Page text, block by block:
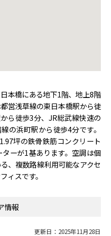
本橋にある地下1階、地上8階
営浅草線の東日本橋駅から徒
ら徒歩3分、JR総武線快速の
の浜町駅から徒歩4分です。
坪の鉄骨鉄筋コンクリート
ーが1基あります。空調は個
、複数路線利用可能なアクセ
ィスです。
情報
更新日：2025年11月28日